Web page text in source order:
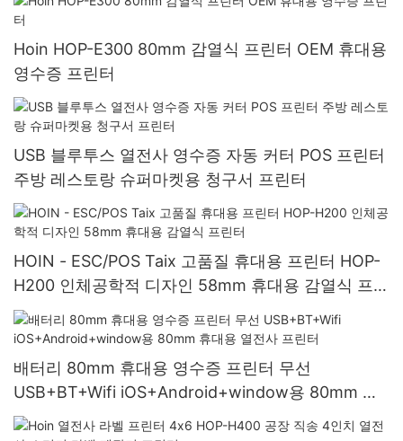
Hoin HOP-E300 80mm 감열식 프린터 OEM 휴대용
영수증 프린터
USB 블루투스 열전사 영수증 자동 커터 POS 프린터
주방 레스토랑 슈퍼마켓용 청구서 프린터
HOIN - ESC/POS Taix 고품질 휴대용 프린터 HOP-
H200 인체공학적 디자인 58mm 휴대용 감열식 프린
터
배터리 80mm 휴대용 영수증 프린터 무선
USB+BT+Wifi iOS+Android+window용 80mm 휴
대용 열전사 프린터